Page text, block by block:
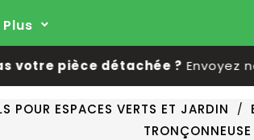
Plus
pièce détachée ?Envoyez
POUR ESPACES VERTS ET JARDIN